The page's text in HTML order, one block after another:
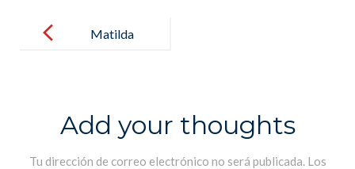
navigation
Matilda
Add your thoughts
Tu dirección de correo electrónico no será publicada. Los